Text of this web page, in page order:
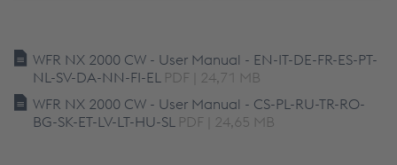
WFR NX 2000 CW - User Manual - EN-IT-DE-FR-ES-PT-
NL-SV-DA-NN-FI-EL PDF | 24,71 MB
WFR NX 2000 CW - User Manual - CS-PL-RU-TR-RO-
BG-SK-ET-LV-LT-HU-SL PDF | 24,65 MB